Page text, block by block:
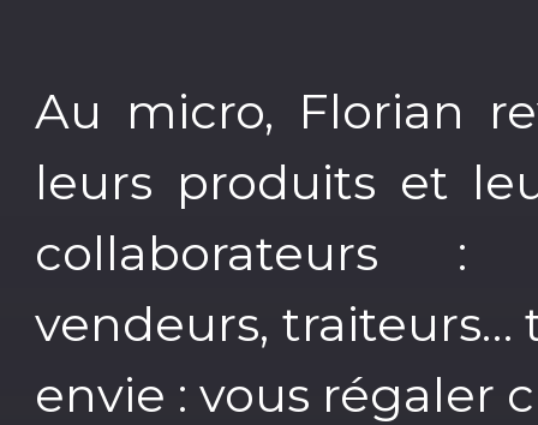
Au micro, Florian
leurs produits et
collaborateurs :
vendeurs,
envie : vous régaler